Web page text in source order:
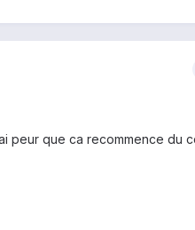
peur que ca recommence du